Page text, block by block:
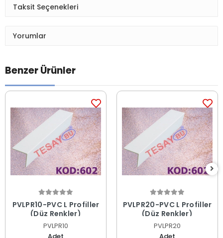
Taksit Seçenekleri
Yorumlar
Benzer Ürünler
PVLPR10-PVC L Profiller
(Düz Renkler)
PVLPR10
PVLPR20-PVC L Profiller
(Düz Renkler)
PVLPR20